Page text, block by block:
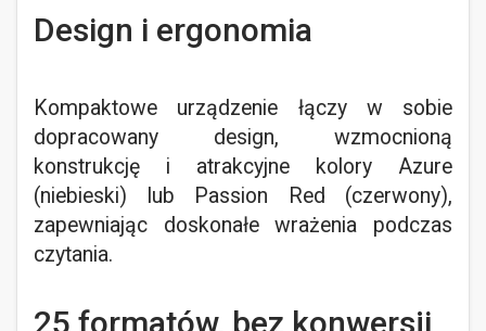
Design i ergonomia
Kompaktowe urządzenie łączy w sobie
dopracowany design, wzmocnioną
konstrukcję i atrakcyjne kolory Azure
(niebieski) lub Passion Red (czerwony),
zapewniając doskonałe wrażenia podczas
czytania.
25 formatów, bez konwersji